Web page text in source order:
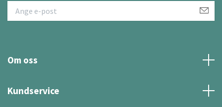
Om oss
Kundservice